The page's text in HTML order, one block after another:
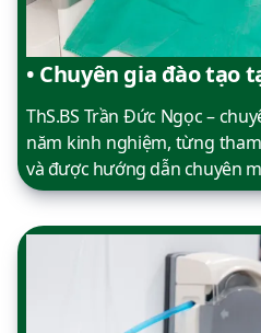
• Chuyên gia đào tạo
ThS.BS Trần Đức Ngọc –
năm kinh nghiệm, từng
và được hướng dẫn chuyên